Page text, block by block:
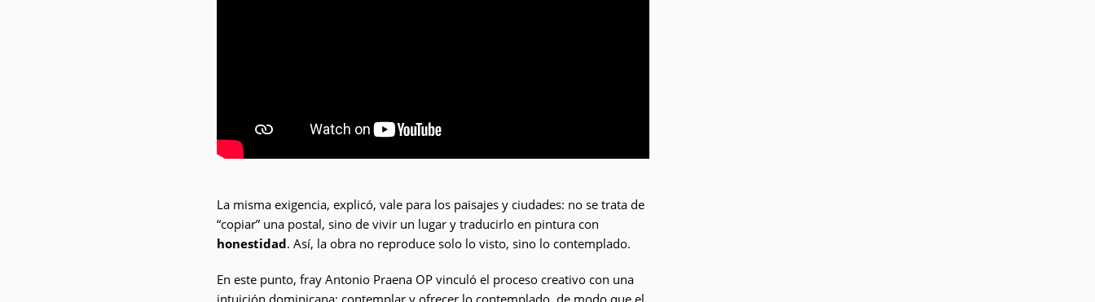
La misma exigencia, explicó, vale para los paisajes y ciudades: no se trata de
“copiar” una postal, sino de vivir un lugar y traducirlo en pintura con
honestidad. Así, la obra no reproduce solo lo visto, sino lo contemplado.
En este punto, fray Antonio Praena OP vinculó el proceso creativo con una